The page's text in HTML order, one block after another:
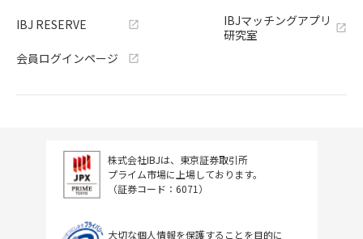
IBJ RESERVE
会員ログインページ
IBJマッチングアプリ
研究室
株式会社IBJは、東京証券取引所
プライム市場に上場しております。
（証券コード：6071）
大切な個人情報を保護することを目的に